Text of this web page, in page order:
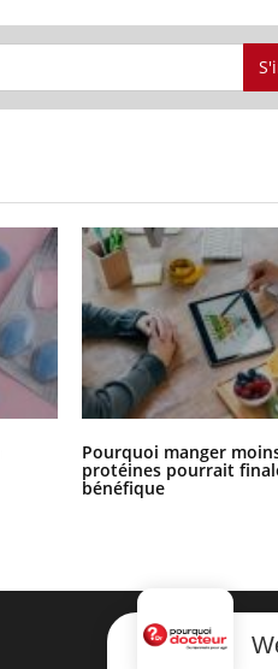
Pourquoi manger
protéines pourrait
bénéfique